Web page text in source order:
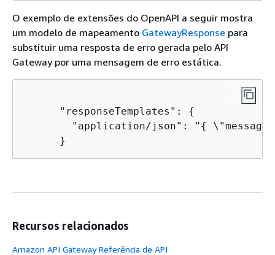
O exemplo de extensões do OpenAPI a seguir mostra
um modelo de mapeamento GatewayResponse para
substituir uma resposta de erro gerada pelo API
Gateway por uma mensagem de erro estática.
      "responseTemplates":
{
        "application/json": "
{
      }
Recursos relacionados
Amazon API Gateway Referência de API